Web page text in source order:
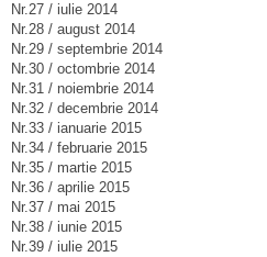
Nr.27 / iulie 2014
Nr.28 / august 2014
Nr.29 / septembrie 2014
Nr.30 / octombrie 2014
Nr.31 / noiembrie 2014
Nr.32 / decembrie 2014
Nr.33 / ianuarie 2015
Nr.34 / februarie 2015
Nr.35 / martie 2015
Nr.36 / aprilie 2015
Nr.37 / mai 2015
Nr.38 / iunie 2015
Nr.39 / iulie 2015